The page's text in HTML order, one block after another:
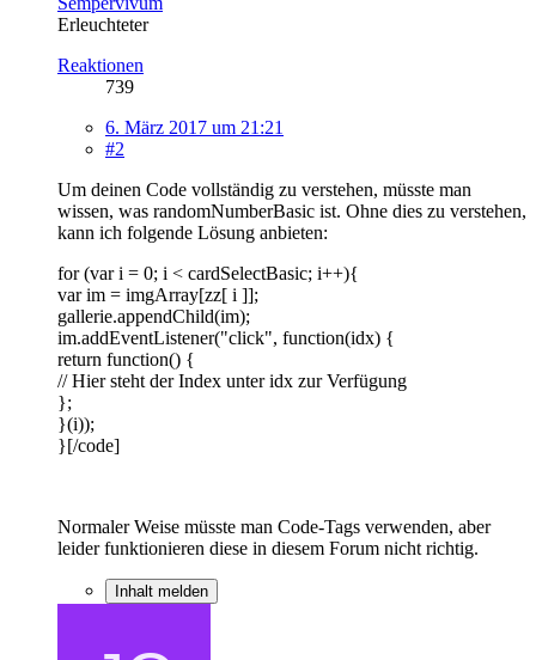
Erleuchteter
Reaktionen
739
6. März 2017 um 21:21
#2
Um deinen Code vollständig zu verstehen, müsste man
wissen, was randomNumberBasic ist. Ohne dies zu verstehen,
kann ich folgende Lösung anbieten:
for (var i = 0; i < cardSelectBasic; i++){
var im = imgArray[zz[ i ]];
gallerie.appendChild(im);
im.addEventListener("click", function(idx) {
return function() {
// Hier steht der Index unter idx zur Verfügung
};
}(i));
}[/code]
Normaler Weise müsste man Code-Tags verwenden, aber
leider funktionieren diese in diesem Forum nicht richtig.
Inhalt melden